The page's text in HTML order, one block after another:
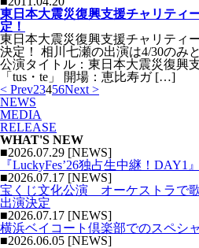
東日本大震災復興支援チャリティ
定！
東日本大震災復興支援チャリティ
決定！ 相川七瀬の出演は4/30のみ
公演タイトル：東日本大震災復興
「tus・te」 開場：恵比寿ガ […]
< Prev23456Next >
NEWS
MEDIA
RELEASE
WHAT'S NEW
■2026.07.29 [NEWS]
『LuckyFes’26独占生中継！DAY1
■2026.07.17 [NEWS]
宝くじ文化公演 オーケストラで
出演決定
■2026.07.17 [NEWS]
横浜ベイコート倶楽部でのスペシ
■2026.06.05 [NEWS]